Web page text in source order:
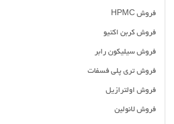
فروش HPMC
فروش کربن اکتیو
فروش سیلیکون رابر
فروش تری پلی فسفات
فروش اولترازیل
فروش لانولین